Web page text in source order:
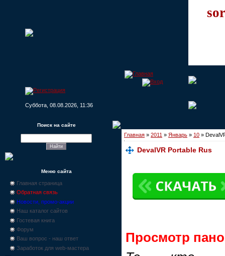
Суббота, 08.08.2026, 11:36
Поиск на сайте
Меню сайта
Главная страница
Обратная связь
Новости, промо-акции
Наш каталог сайтов
Гостевая книга
Форум
Ваш вопрос - наш ответ
Заработок для web-мастера
Главная » 2011 » Январь » 10 »
DevalVR Portable Rus
Просмотр